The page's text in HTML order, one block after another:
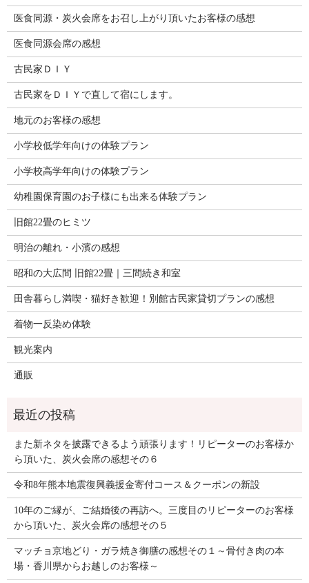
医食同源・炭火会席をお召し上がり頂いたお客様の感想
医食同源会席の感想
古民家ＤＩＹ
古民家をＤＩＹで直して宿にします。
地元のお客様の感想
小学校低学年向けの体験プラン
小学校高学年向けの体験プラン
幼稚園保育園のお子様にも出来る体験プラン
旧館22畳のヒミツ
明治の離れ・小濱の感想
昭和の大広間 旧館22畳｜三間続き和室
田舎暮らし満喫・猫好き歓迎！別館古民家貸切プランの感想
着物一反染め体験
観光案内
通販
また新ネタを披露できるよう頑張ります！リピーターのお客様か
ら頂いた、炭火会席の感想その６
令和8年熊本地震復興義援金寄付コース＆クーポンの新設
10年のご縁が、ご結婚後の再訪へ。三度目のリピーターのお客様
から頂いた、炭火会席の感想その５
マッチョ京地どり・ガラ焼き御膳の感想その１～骨付き肉の本
場・香川県からお越しのお客様～